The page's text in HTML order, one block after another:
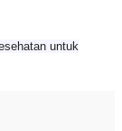
untuk